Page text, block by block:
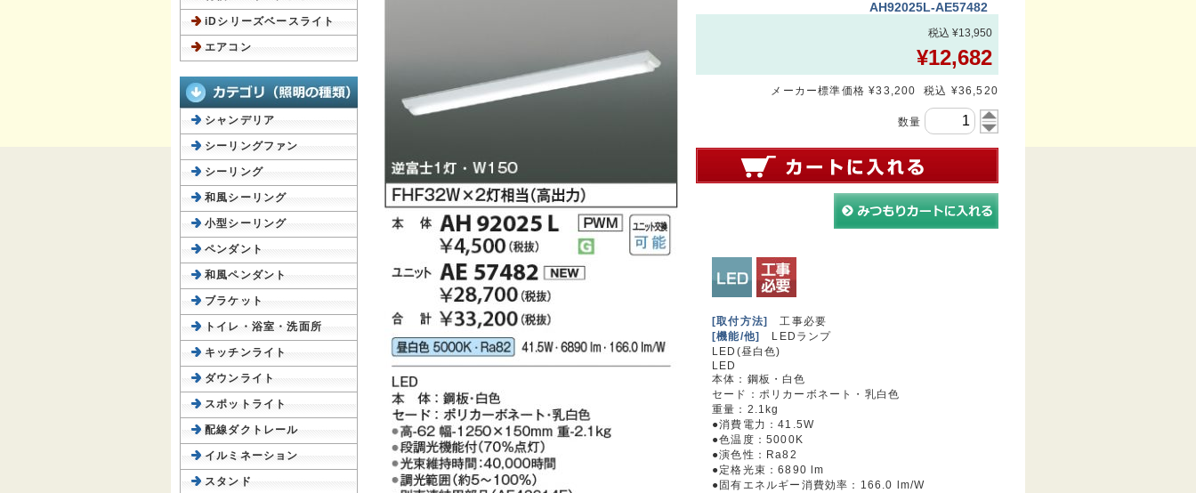
AH92025L-AE57482
税込 ¥13,950
¥12,682
メーカー標準価格 ¥33,200 税込 ¥36,520
数量
[取付方法]
工事必要
[機能/他]
LEDランプ
LED(昼白色)
LED
本体：鋼板・白色
セード：ポリカーボネート・乳白色
重量：2.1kg
●消費電力：41.5W
●色温度：5000K
●演色性：Ra82
●定格光束：6890 lm
●固有エネルギー消費効率：166.0 lm/W
iDシリーズベースライト
エアコン
シャンデリア
シーリングファン
シーリング
和風シーリング
小型シーリング
ペンダント
和風ペンダント
ブラケット
トイレ・浴室・洗面所
キッチンライト
ダウンライト
スポットライト
配線ダクトレール
イルミネーション
スタンド